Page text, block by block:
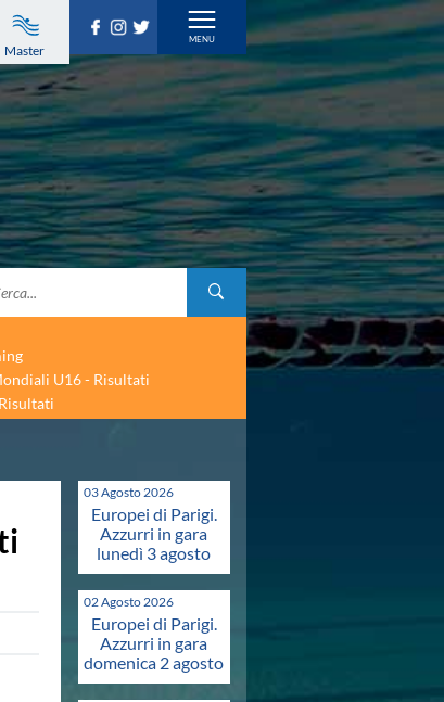
Master
U16 - Risultati
03 Agosto 2026
Europei di Parigi.
Azzurri in gara
lunedì 3 agosto
02 Agosto 2026
Europei di Parigi.
Azzurri in gara
domenica 2 agosto